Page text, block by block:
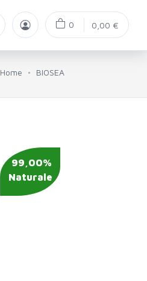
0 0,00 €
Home BIOSEA
99,00%
Naturale